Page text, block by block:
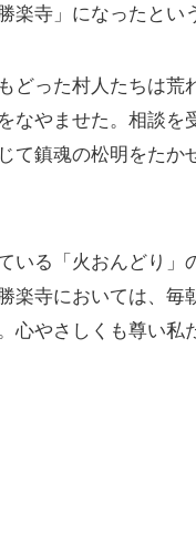
楽寺」になったとい
どった村人たちは荒
なやませた。相談
て鎮魂の松明をた
いる「火おんどり」
楽寺においては、
心やさしくも尊い私